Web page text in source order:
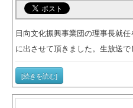
日向文化振興事業団の理事長就
に出させて頂きました。生放送
[続きを読む]